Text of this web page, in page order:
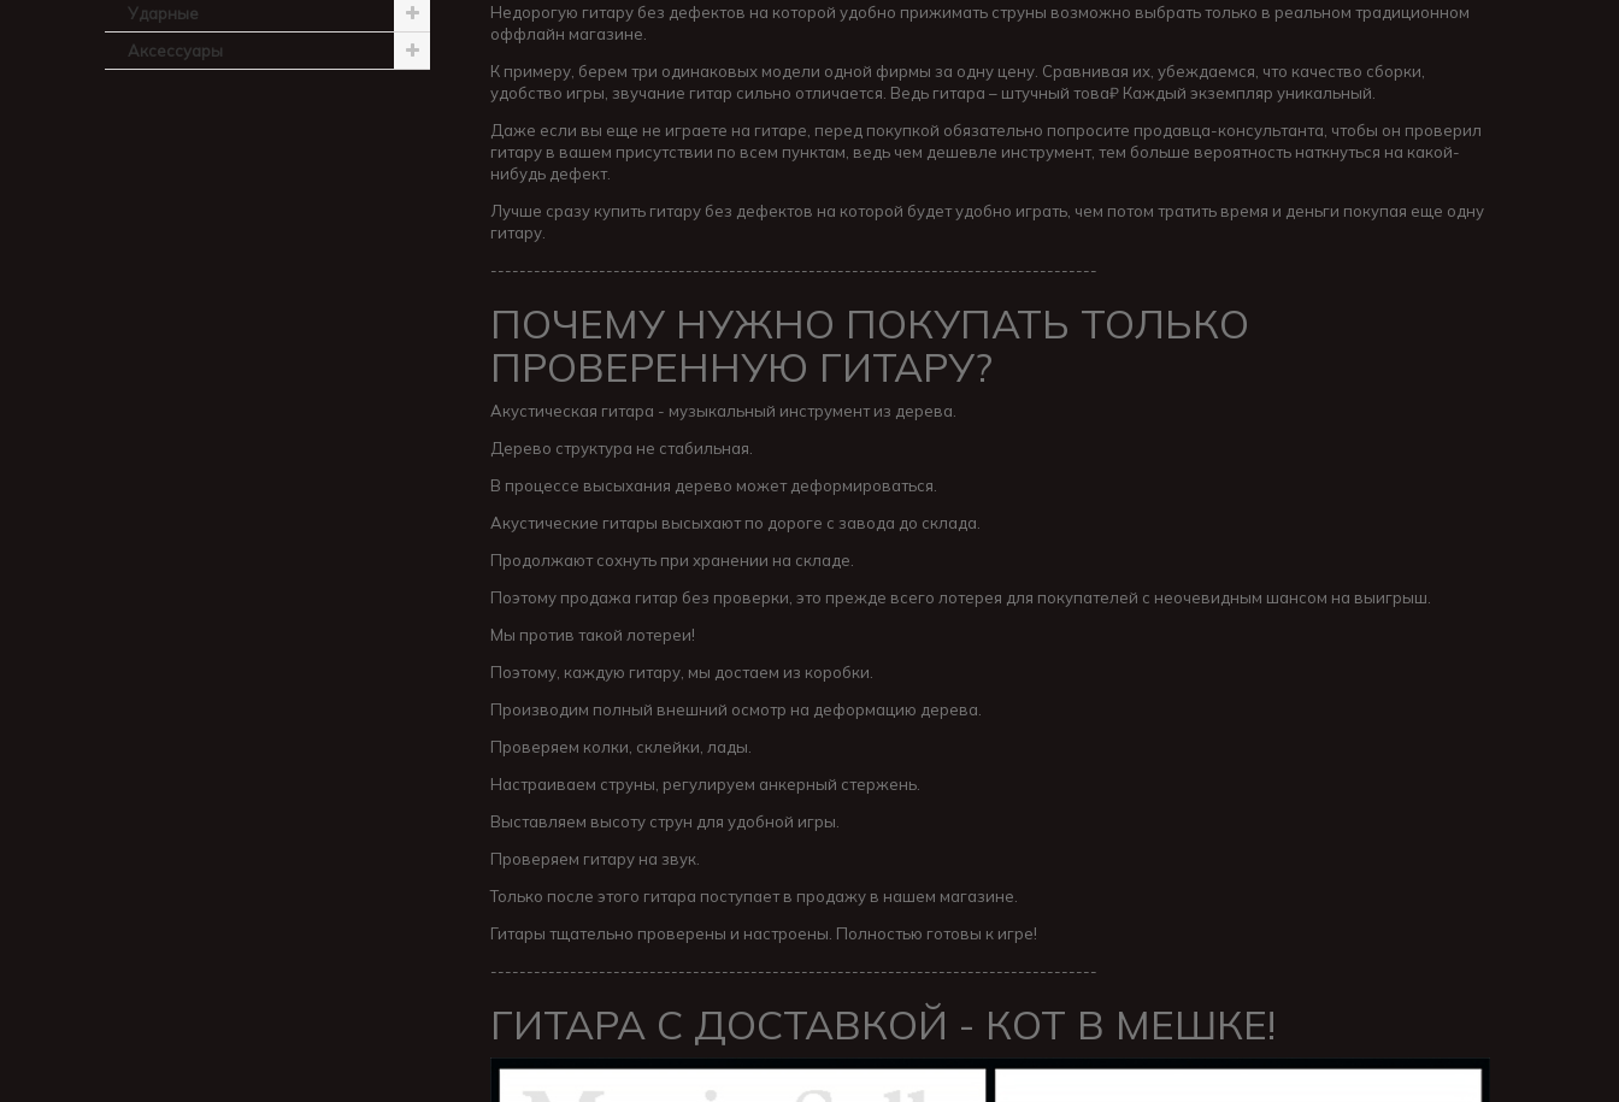
Ударные
Аксессуары
Недорогую гитару без дефектов на которой удобно прижимать струны возможно выбрать только в реальном традиционном
оффлайн магазине.
К примеру, берем три одинаковых модели одной фирмы за одну цену. Сравнивая их, убеждаемся, что качество сборки,
удобство игры, звучание гитар сильно отличается. Ведь гитара – штучный това₽ Каждый экземпляр уникальный.
Даже если вы еще не играете на гитаре, перед покупкой обязательно попросите продавца-консультанта, чтобы он проверил
гитару в вашем присутствии по всем пунктам, ведь чем дешевле инструмент, тем больше вероятность наткнуться на какой-
нибудь дефект.
Лучше сразу купить гитару без дефектов на которой будет удобно играть, чем потом тратить время и деньги покупая еще одну
гитару.
------------------------------------------------------------------------------------
ПОЧЕМУ НУЖНО ПОКУПАТЬ ТОЛЬКО
ПРОВЕРЕННУЮ ГИТАРУ?
Акустическая гитара - музыкальный инструмент из дерева.
Дерево структура не стабильная.
В процессе высыхания дерево может деформироваться.
Акустические гитары высыхают по дороге с завода до склада.
Продолжают сохнуть при хранении на складе.
Поэтому продажа гитар без проверки, это прежде всего лотерея для покупателей с неочевидным шансом на выигрыш.
Мы против такой лотереи!
Поэтому, каждую гитару, мы достаем из коробки.
Производим полный внешний осмотр на деформацию дерева.
Проверяем колки, склейки, лады.
Настраиваем струны, регулируем анкерный стержень.
Выставляем высоту струн для удобной игры.
Проверяем гитару на звук.
Только после этого гитара поступает в продажу в нашем магазине.
Гитары тщательно проверены и настроены. Полностью готовы к игре!
------------------------------------------------------------------------------------
ГИТАРА С ДОСТАВКОЙ - КОТ В МЕШКЕ!